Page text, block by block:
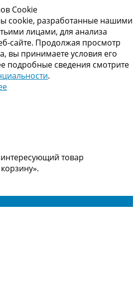
Cookie
cookie, разработанные нашими
лицами, для анализа
сайте. Продолжая просмотр
вы принимаете условия его
подробные сведения смотрите
.
товар